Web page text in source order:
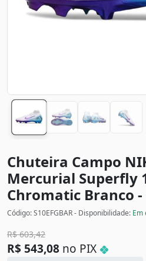
Chuteira Campo
Mercurial Superfly
Chromatic Branco
Código: S10EFGBAR - Disponibilidade: Em
R$603,42
R$ 543,08 no PIX